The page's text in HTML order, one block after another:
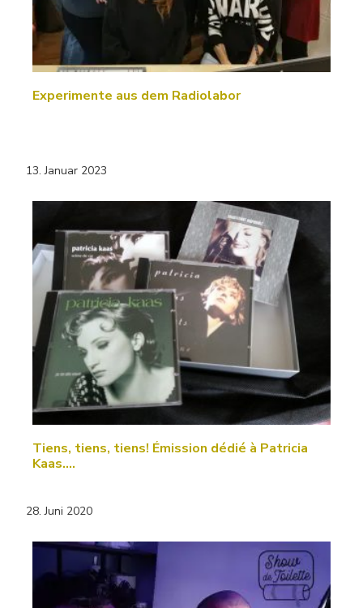
Experimente aus dem Radiolabor
13. Januar 2023
Tiens, tiens, tiens! Émission dédié à Patricia
Kaas.…
28. Juni 2020